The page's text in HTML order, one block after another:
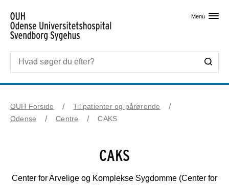
Menu
OUH Forside
Til patienter og pårørende
Odense
Centre CAKS
CAKS
Center for Arvelige og Komplekse Sygdomme (Center for